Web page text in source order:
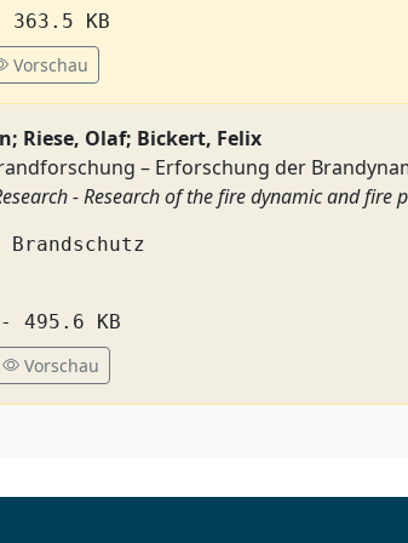
KB
Vorschau
Riese, Olaf; Bickert, Felix
– Erforschung der
- Research of the fire dynamic and fire
495.6 KB
Vorschau